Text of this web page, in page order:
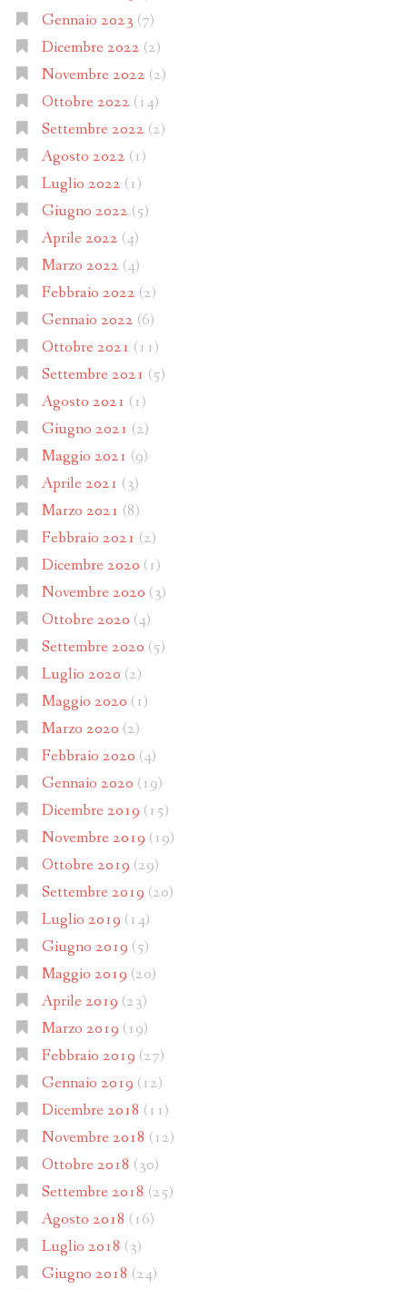
Gennaio 2023 (7)
Dicembre 2022 (2)
Novembre 2022 (2)
Ottobre 2022 (14)
Settembre 2022 (2)
Agosto 2022 (1)
Luglio 2022 (1)
Giugno 2022 (5)
Aprile 2022 (4)
Marzo 2022 (4)
Febbraio 2022 (2)
Gennaio 2022 (6)
Ottobre 2021 (11)
Settembre 2021 (5)
Agosto 2021 (1)
Giugno 2021 (2)
Maggio 2021 (9)
Aprile 2021 (3)
Marzo 2021 (8)
Febbraio 2021 (2)
Dicembre 2020 (1)
Novembre 2020 (3)
Ottobre 2020 (4)
Settembre 2020 (5)
Luglio 2020 (2)
Maggio 2020 (1)
Marzo 2020 (2)
Febbraio 2020 (4)
Gennaio 2020 (19)
Dicembre 2019 (15)
Novembre 2019 (19)
Ottobre 2019 (29)
Settembre 2019 (20)
Luglio 2019 (14)
Giugno 2019 (5)
Maggio 2019 (20)
Aprile 2019 (23)
Marzo 2019 (19)
Febbraio 2019 (27)
Gennaio 2019 (12)
Dicembre 2018 (11)
Novembre 2018 (12)
Ottobre 2018 (30)
Settembre 2018 (25)
Agosto 2018 (16)
Luglio 2018 (3)
Giugno 2018 (24)